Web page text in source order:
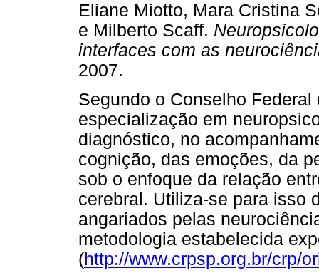
Eliane Miotto, Mara Cristina
e Milberto Scaff.
interfaces com as
2007.
Segundo o Conselho
especialização em
diagnóstico, no
cognição, das emoções, da
sob o enfoque da relação
cerebral. Utiliza-se para isso
angariados pelas
metodologia estabelecida
(http://www.crpsp.org.br/crp/